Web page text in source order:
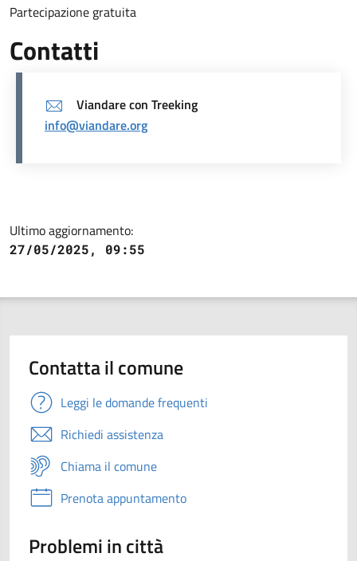
Partecipazione gratuita
Contatti
Viandare con Treeking
info@viandare.org
Ultimo aggiornamento:
27/05/2025, 09:55
Contatta il comune
Leggi le domande frequenti
Richiedi assistenza
Chiama il comune
Prenota appuntamento
Problemi in città